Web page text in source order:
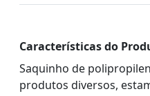
Características do
Saquinho de
produtos diversos,